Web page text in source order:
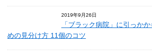
2019年9月26日
「ブラック病院」に引っか
めの見分け方 11個のコツ